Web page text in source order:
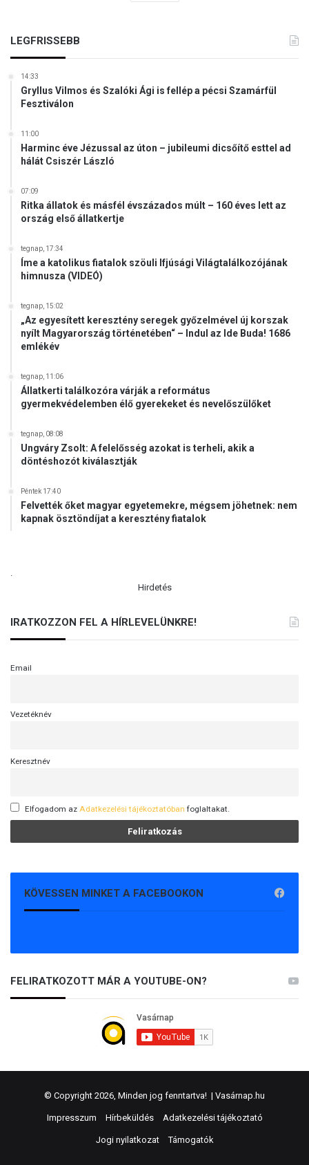
LEGFRISSEBB
14:33
Gryllus Vilmos és Szalóki Ági is fellép a pécsi Szamárfül
Fesztiválon
11:00
Harminc éve Jézussal az úton – jubileumi dicsőítő esttel ad
hálát Csiszér László
07:09
Ritka állatok és másfél évszázados múlt – 160 éves lett az
ország első állatkertje
tegnap, 17:34
Íme a katolikus fiatalok szöuli Ifjúsági Világtalálkozójának
himnusza (VIDEÓ)
tegnap, 15:02
„Az egyesített keresztény seregek győzelmével új korszak
nyílt Magyarország történetében“ – Indul az Ide Buda! 1686
emlékév
tegnap, 11:06
Állatkerti találkozóra várják a református
gyermekvédelemben élő gyerekeket és nevelőszülőket
tegnap, 08:08
Ungváry Zsolt: A felelősség azokat is terheli, akik a
döntéshozót kiválasztják
Péntek 17:40
Felvették őket magyar egyetemekre, mégsem jöhetnek: nem
kapnak ösztöndíjat a keresztény fiatalok
Hirdetés
IRATKOZZON FEL A HÍRLEVELÜNKRE!
Email
Vezetéknév
Keresztnév
Elfogadom az Adatkezelési tájékoztatóban foglaltakat.
KÖVESSEN MINKET A FACEBOOKON
FELIRATKOZOTT MÁR A YOUTUBE-ON?
© Copyright 2026, Minden jog fenntartva! | Vasárnap.hu
Impresszum Hírbeküldés Adatkezelési tájékoztató
Jogi nyilatkozat Támogatók